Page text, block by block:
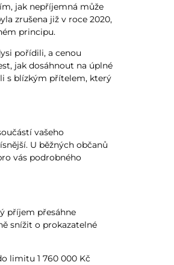
jak nepříjemná může
zrušena již v roce 2020,
principu.
pořídili, a cenou
jak dosáhnout na úplné
s blízkým přítelem, který
vašeho
U běžných občanů
vás podrobného
příjem přesáhne
snížit o prokazatelné
limitu 1 760 000 Kč